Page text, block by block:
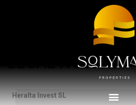
LEGAL NOTICE
Heralta Invest SL